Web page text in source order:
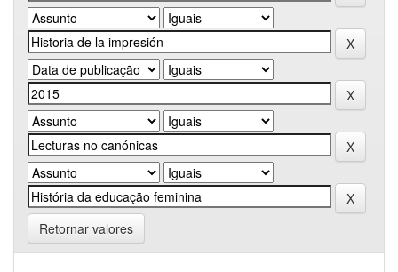
Retornar valores